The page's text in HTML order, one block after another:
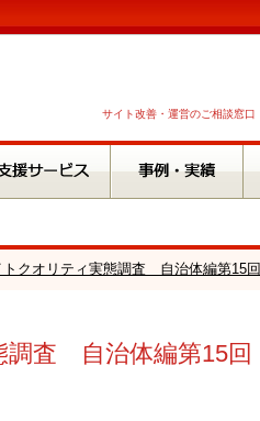
サイト改善・運営のご相談窓口
クオリティ実態調査 自治体編第15回
調査 自治体編第15回